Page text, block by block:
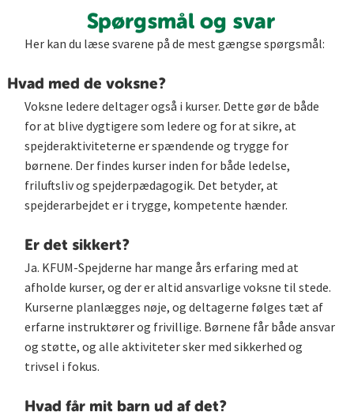
Spørgsmål og svar
Her kan du læse svarene på de mest gængse spørgsmål:
Hvad med de voksne?
Voksne ledere deltager også i kurser. Dette gør de både
for at blive dygtigere som ledere og for at sikre, at
spejderaktiviteterne er spændende og trygge for
børnene. Der findes kurser inden for både ledelse,
friluftsliv og spejderpædagogik. Det betyder, at
spejderarbejdet er i trygge, kompetente hænder.
Er det sikkert?
Ja. KFUM-Spejderne har mange års erfaring med at
afholde kurser, og der er altid ansvarlige voksne til stede.
Kurserne planlægges nøje, og deltagerne følges tæt af
erfarne instruktører og frivillige. Børnene får både ansvar
og støtte, og alle aktiviteter sker med sikkerhed og
trivsel i fokus.
Hvad får mit barn ud af det?